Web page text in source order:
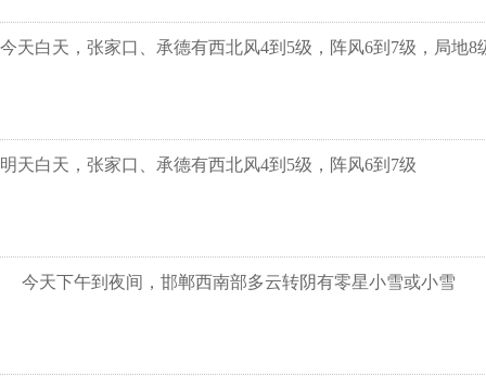
今天白天，张家口、承德有西北风4到5级，阵风6到7级，局地8
明天白天，张家口、承德有西北风4到5级，阵风6到7级
今天下午到夜间，邯郸西南部多云转阴有零星小雪或小雪